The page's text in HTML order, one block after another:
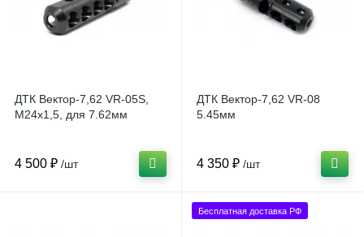
ДТК Вектор-7,62 VR-05S,
М24х1,5, для 7.62мм
4 500 ₽ /шт
ДТК Вектор-7,62 VR-08
5.45мм
4 350 ₽ /шт
Бесплатная доставка РФ